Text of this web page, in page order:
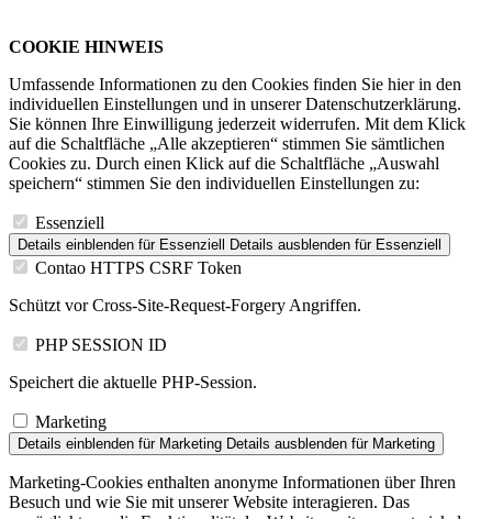
COOKIE HINWEIS
Umfassende Informationen zu den Cookies finden Sie hier in den
individuellen Einstellungen und in unserer Datenschutzerklärung.
Sie können Ihre Einwilligung jederzeit widerrufen. Mit dem Klick
auf die Schaltfläche „Alle akzeptieren“ stimmen Sie sämtlichen
Cookies zu. Durch einen Klick auf die Schaltfläche „Auswahl
speichern“ stimmen Sie den individuellen Einstellungen zu:
Essenziell
Details einblenden für Essenziell Details ausblenden für Essenziell
Contao HTTPS CSRF Token
Schützt vor Cross-Site-Request-Forgery Angriffen.
PHP SESSION ID
Speichert die aktuelle PHP-Session.
Marketing
Details einblenden für Marketing Details ausblenden für Marketing
Marketing-Cookies enthalten anonyme Informationen über Ihren
Besuch und wie Sie mit unserer Website interagieren. Das